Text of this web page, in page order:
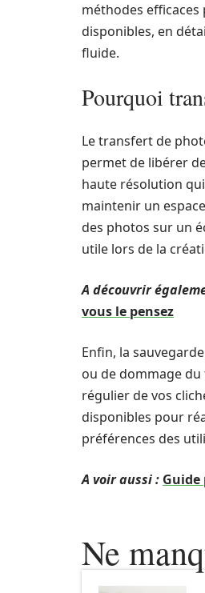
méthodes
disponibles, en
fluide.
Pourquoi
Le transfert de
permet de libérer
haute résolution
maintenir un
des photos sur un
utile lors de la
A découvrir
vous le pensez
Enfin, la
ou de dommage
régulier de vos
disponibles pour
préférences des
A voir aussi :
Ne